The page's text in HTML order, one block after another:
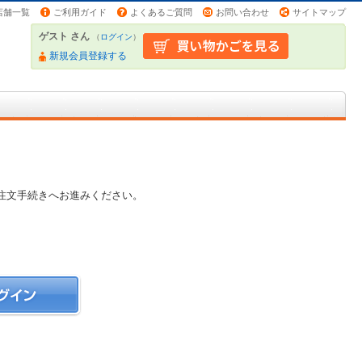
舗一覧 ご利用ガイド よくあるご質問 お問い合わせ サイトマップ
ゲスト さん （ログイン）
新規会員登録する
手続きへお進みください。